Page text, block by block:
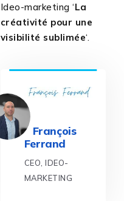
Ideo-marketing ‘La
créativité pour une
visibilité sublimée‘.
François
Ferrand
CEO, IDEO-
MARKETING